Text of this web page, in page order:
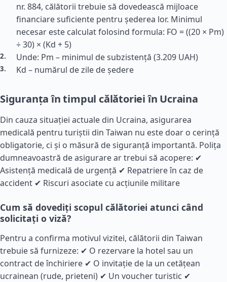
nr. 884, călătorii trebuie să dovedească mijloace
financiare suficiente pentru șederea lor. Minimul
necesar este calculat folosind formula: FO = ((20 × Pm)
÷ 30) × (Kd + 5)
Unde: Pm – minimul de subzistență (3.209 UAH)
Kd – numărul de zile de ședere
Siguranța în timpul călătoriei în Ucraina
Din cauza situației actuale din Ucraina, asigurarea
medicală pentru turiștii din Taiwan nu este doar o cerință
obligatorie, ci și o măsură de siguranță importantă. Polița
dumneavoastră de asigurare ar trebui să acopere: ✔
Asistență medicală de urgență ✔ Repatriere în caz de
accident ✔ Riscuri asociate cu acțiunile militare
Cum să dovediți scopul călătoriei atunci când
solicitați o viză?
Pentru a confirma motivul vizitei, călătorii din Taiwan
trebuie să furnizeze: ✔ O rezervare la hotel sau un
contract de închiriere ✔ O invitație de la un cetățean
ucrainean (rude, prieteni) ✔ Un voucher turistic ✔